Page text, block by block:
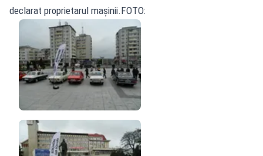
declarat proprietarul mașinii.FOTO: